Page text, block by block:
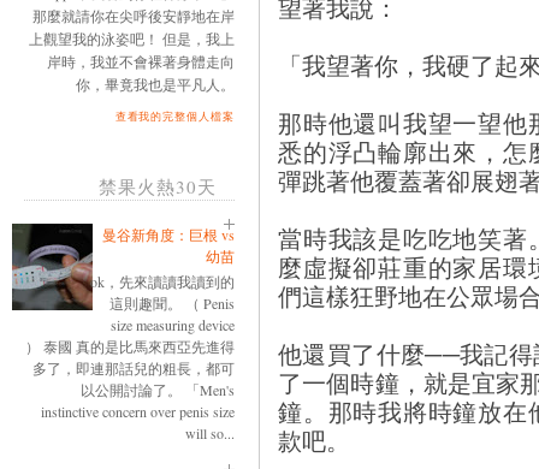
那麼就請你在尖呼後安靜地在岸
上觀望我的泳姿吧！ 但是，我上
岸時，我並不會裸著身體走向
你，畢竟我也是平凡人。
查看我的完整個人檔案
禁果火熱30天
曼谷新角度：巨根 vs
幼苗
ok，先來讀讀我讀到的
這則趣聞。 （ Penis
size measuring device
） 泰國 真的是比馬來西亞先進得
多了，即連那話兒的粗長，都可
以公開討論了。 「Men's
instinctive concern over penis size
will so...
望著我說：
「我望著你，我硬了起
那時他還叫我望一望
悉的浮凸輪廓出來，怎
彈跳著他覆蓋著卻展翅
當時我該是吃吃地笑著
麼虛擬卻莊重的家居
們這樣狂野地在公眾場
他還買了什麼──我記
了一個時鐘，就是宜家
鐘。那時我將時鐘放在
款吧。